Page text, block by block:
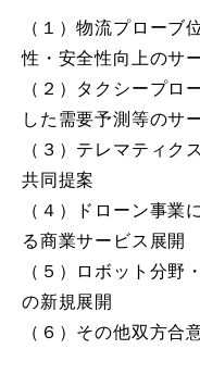
（１）物流プローブ
性・安全性向上のサ
（２）タクシープロ
した需要予測等のサ
（３）テレマティク
共同提案
（４）ドローン事業
る商業サービス展開
（５）ロボット分野
の新規展開
（６）その他双方合